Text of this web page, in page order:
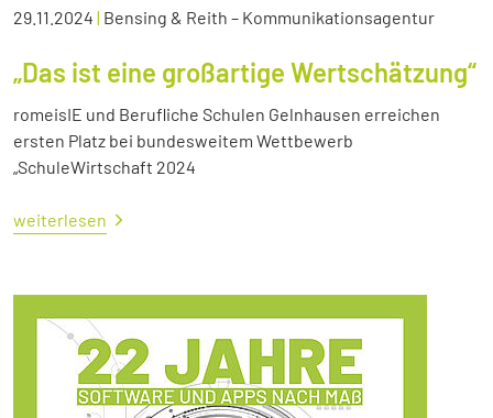
29.11.2024 | Bensing & Reith – Kommunikationsagentur
„Das ist eine großartige Wertschätzung“
romeisIE und Berufliche Schulen Gelnhausen erreichen
ersten Platz bei bundesweitem Wettbewerb
„SchuleWirtschaft 2024
weiterlesen